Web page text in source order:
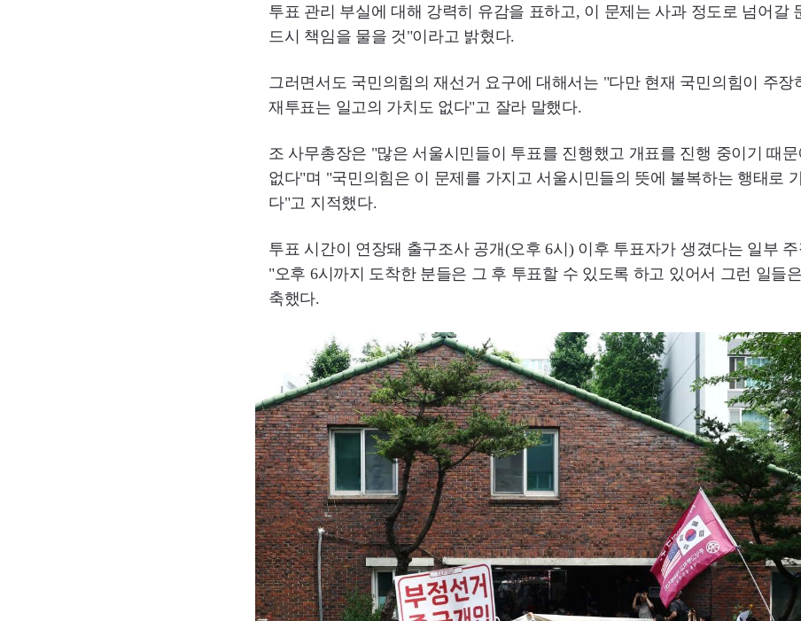
투표 관리 부실에 대해 강력히 유감을 표하고, 이 문제는 사과 정도로 넘어갈
드시 책임을 물을 것"이라고 밝혔다.
그러면서도 국민의힘의 재선거 요구에 대해서는 "다만 현재 국민의힘이 주장
재투표는 일고의 가치도 없다"고 잘라 말했다.
조 사무총장은 "많은 서울시민들이 투표를 진행했고 개표를 진행 중이기 때
없다"며 "국민의힘은 이 문제를 가지고 서울시민들의 뜻에 불복하는 행태로
다"고 지적했다.
투표 시간이 연장돼 출구조사 공개(오후 6시) 이후 투표자가 생겼다는 일부
"오후 6시까지 도착한 분들은 그 후 투표할 수 있도록 하고 있어서 그런 일들
축했다.